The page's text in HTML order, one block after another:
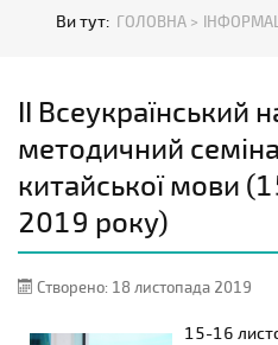
Ви тут: ГОЛОВНА >
ІІ Всеукраїнський
методичний
китайської мови
2019 року)
Створено: 18 листопада 2019
15-16